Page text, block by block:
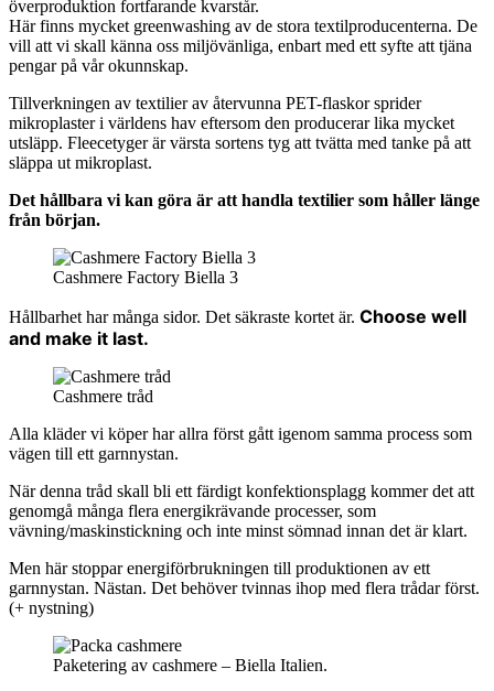
överproduktion fortfarande kvarstår.
Här finns mycket greenwashing av de stora textilproducenterna. De
vill att vi skall känna oss miljövänliga, enbart med ett syfte att tjäna
pengar på vår okunnskap.
Tillverkningen av textilier av återvunna PET-flaskor sprider
mikroplaster i världens hav eftersom den producerar lika mycket
utsläpp. Fleecetyger är värsta sortens tyg att tvätta med tanke på att
släppa ut mikroplast.
Det hållbara vi kan göra är att handla textilier som håller länge
från början.
Cashmere Factory Biella 3
Hållbarhet har många sidor. Det säkraste kortet är. Choose well
and make it last.
Cashmere tråd
Alla kläder vi köper har allra först gått igenom samma process som
vägen till ett garnnystan.
När denna tråd skall bli ett färdigt konfektionsplagg kommer det att
genomgå många flera energikrävande processer, som
vävning/maskinstickning och inte minst sömnad innan det är klart.
Men här stoppar energiförbrukningen till produktionen av ett
garnnystan. Nästan. Det behöver tvinnas ihop med flera trådar först.
(+ nystning)
Paketering av cashmere – Biella Italien.